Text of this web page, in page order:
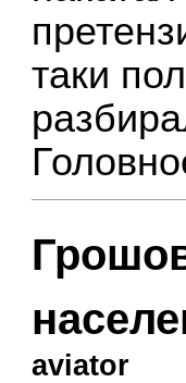
таки
aviator